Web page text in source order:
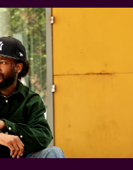
staff & merchandise
NIET
enkel en alleen
worden
te nemen, dient
De klant zal in de